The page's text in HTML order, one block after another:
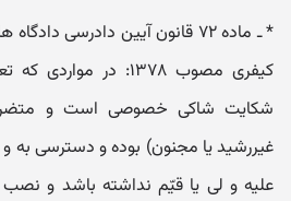
* ـ ماده ۷۲ قانون آیین دادرسی
کیفری مصوب ۱۳۷۸: در
شکایت شاکی خصوصی است و
غیررشید یا مجنون) بوده و دسترسی به و
علیه و لی یا قیّم نداشته باشد و